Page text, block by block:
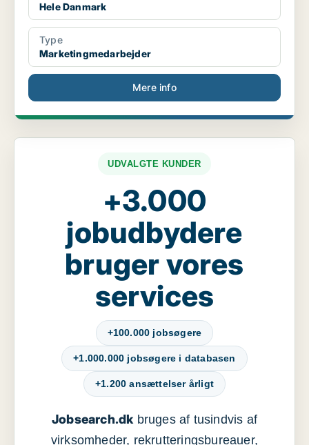
Hele Danmark
Type
Marketingmedarbejder
Mere info
UDVALGTE KUNDER
+3.000
jobudbydere
bruger vores
services
+100.000 jobsøgere
+1.000.000 jobsøgere i databasen
+1.200 ansættelser årligt
Jobsearch.dkbruges af tusindvis af
virksomheder, rekrutteringsbureauer,